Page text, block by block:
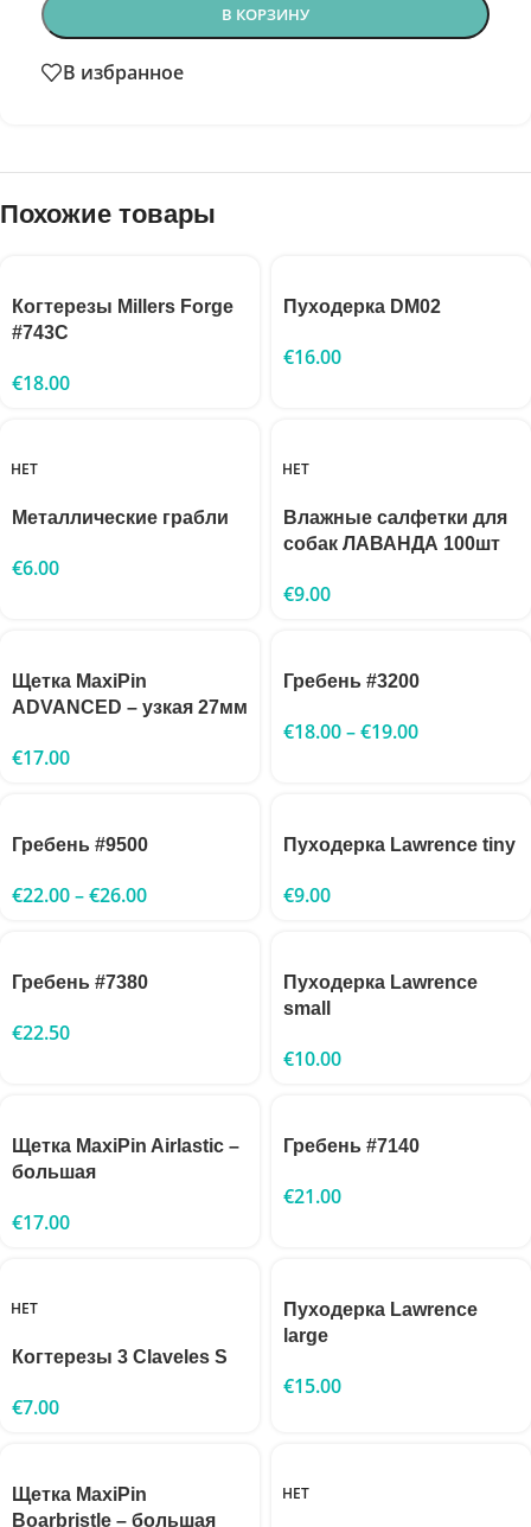
В КОРЗИНУ
В избранное
Похожие товары
Когтерезы Millers Forge
#743C
€18.00
Пуходерка DM02
€16.00
НЕТ
Металлические грабли
€6.00
НЕТ
Влажные салфетки для
собак ЛАВАНДА 100шт
€9.00
Щетка MaxiPin
ADVANCED – узкая 27мм
€17.00
Гребень #3200
€18.00–€19.00
Гребень #9500
€22.00–€26.00
Пуходерка Lawrence tiny
€9.00
Гребень #7380
€22.50
Пуходерка Lawrence
small
€10.00
Щетка MaxiPin Airlastic –
большая
€17.00
Гребень #7140
€21.00
НЕТ
Когтерезы 3 Claveles S
€7.00
Пуходерка Lawrence
large
€15.00
Щетка MaxiPin
Boarbristle – большая
НЕТ